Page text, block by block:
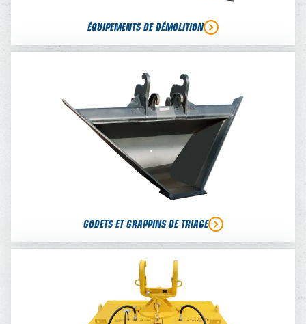
ÉQUIPEMENTS DE DÉMOLITION
GODETS ET GRAPPINS DE TRIAGE